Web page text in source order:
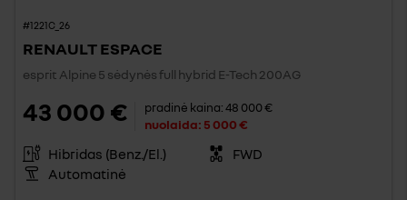
#1221C_26
RENAULT ESPACE
esprit Alpine 5 sėdynės full hybrid E-Tech 200AG
43 000 € pradinė kaina:48 000 €
nuolaida: 5 000 €
Hibridas (Benz./El.)
FWD
Automatinė